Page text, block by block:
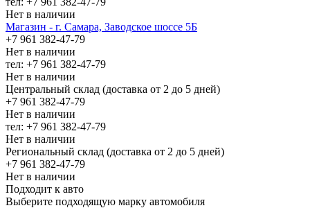
Нет в наличии
Магазин - г. Самара, Заводское шоссе 5Б
+7 961 382-47-79
Нет в наличии
тел: +7 961 382-47-79
Нет в наличии
Центральный склад (доставка от 2 до 5 дней)
+7 961 382-47-79
Нет в наличии
тел: +7 961 382-47-79
Нет в наличии
Региональный склад (доставка от 2 до 5 дней)
+7 961 382-47-79
Нет в наличии
Подходит к авто
Выберите подходящую марку автомобиля